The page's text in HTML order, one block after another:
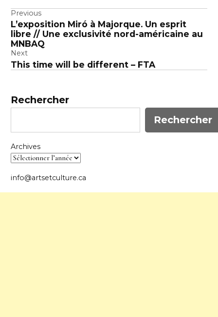
Navigation
de
l’article
Previous
L’exposition Miró à Majorque. Un esprit
libre // Une exclusivité nord-américaine au
MNBAQ
Next
This time will be different – FTA
Rechercher
Rechercher
Archives
info@artsetculture.ca